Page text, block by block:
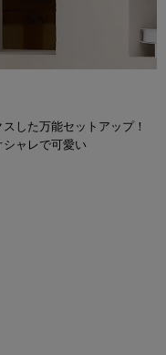
した万能セットアップ！
ャレで可愛い